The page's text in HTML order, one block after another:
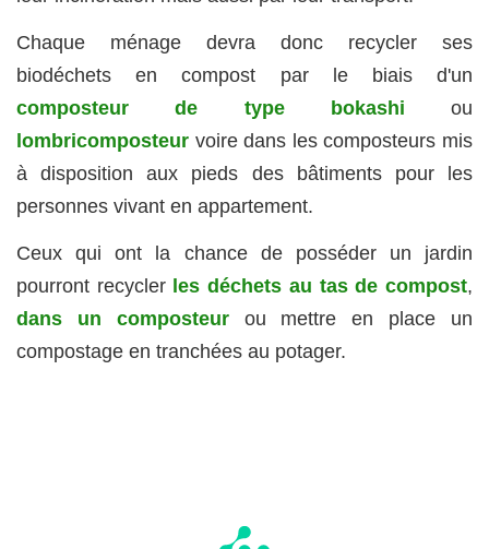
Chaque ménage devra donc recycler ses
biodéchets en compost par le biais d'un
composteur de type bokashi ou
lombricomposteur voire dans les composteurs mis
à disposition aux pieds des bâtiments pour les
personnes vivant en appartement.
Ceux qui ont la chance de posséder un jardin
pourront recycler les déchets au tas de compost,
dans un composteurou mettre en place un
compostage en tranchées au potager.